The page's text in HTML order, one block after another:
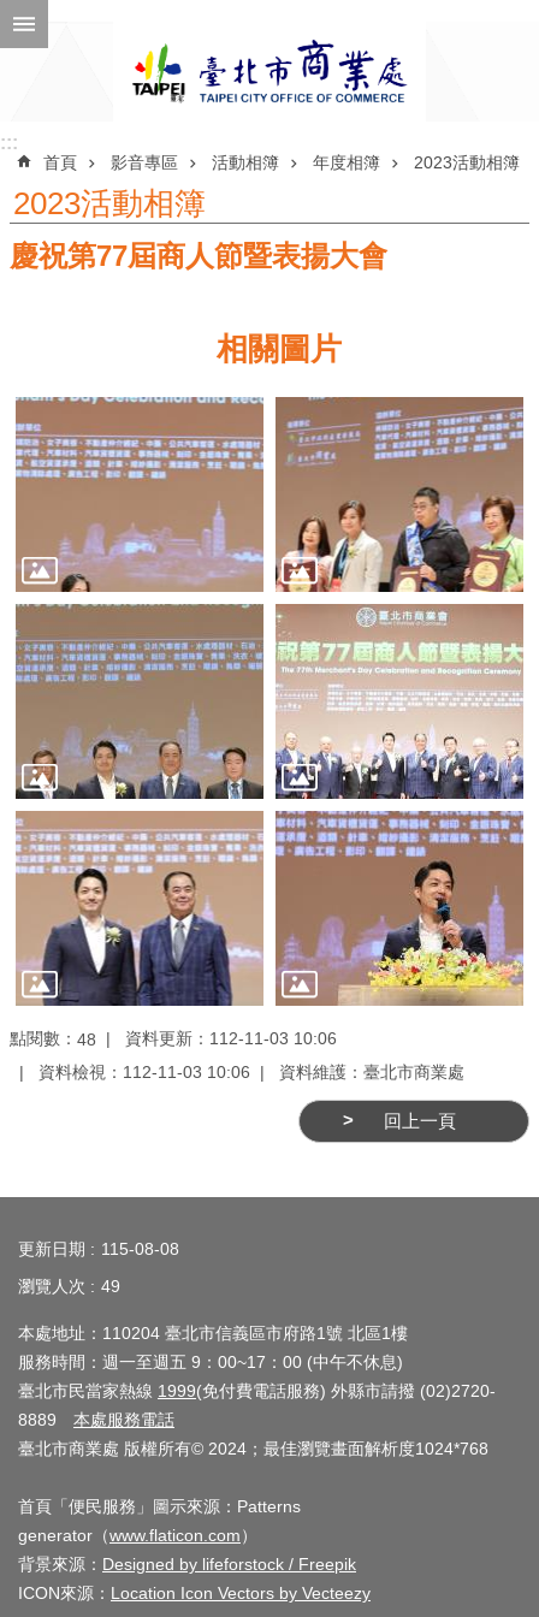
跳到主要內容區塊
公
機
關
介
務
資
訊
線
服
務
公
司
業
登
務
管
商
發
展
輔
圈
廊
::::::
首頁 影音專區 活動相簿 年度相簿 2023活動相簿
2023活動相簿
慶祝第77屆商人節暨表揚大會
相關圖片
點閱數： 48
資料更新：112-11-03 10:06
資料檢視：112-11-03 10:06
資料維護：臺北市商業處
回上一頁
更新日期
115-08-08
瀏覽人次
49
本處地址：110204 臺北市信義區市府路1號 北區1樓
服務時間：週一至週五 9：00~17：00 (中午不休息)
臺北市民當家熱線 1999(免付費電話服務) 外縣市請撥 (02)2720-
8889 本處服務電話
臺北市商業處 版權所有© 2024；最佳瀏覽畫面解析度1024*768
首頁「便民服務」圖示來源：Patterns
generator（www.flaticon.com）
背景來源： Designed by lifeforstock / Freepik
ICON來源： Location Icon Vectors by Vecteezy